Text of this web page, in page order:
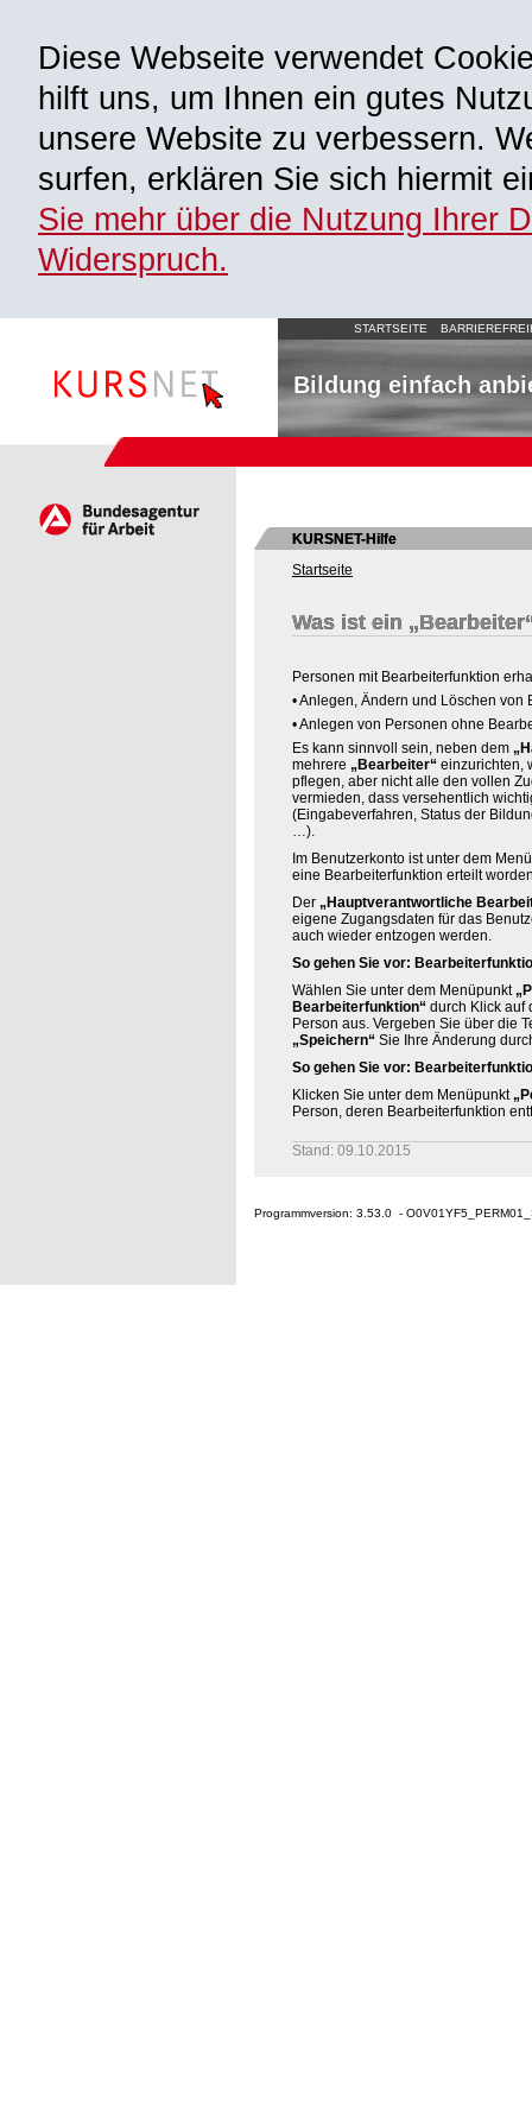
Diese Webseite verwendet
hilft uns, um Ihnen ein gutes
unsere Website zu verbessern.
surfen, erklären Sie sich hiermit
Sie mehr über die Nutzung Ihrer
Widerspruch.
STARTSEITE
Bildung einfach
KURSNET-Hilfe
Startseite
Was ist ein
Personen mit Bearbeiterfunktion
• Anlegen, Ändern und Löschen
• Anlegen von Personen ohne
Es kann sinnvoll sein, neben dem
mehrere „Bearbeiter“ einzurichten,
pflegen, aber nicht alle den vollen
vermieden, dass versehentlich
(Eingabeverfahren, Status der
…).
Im Benutzerkonto ist unter dem
eine Bearbeiterfunktion erteilt
Der „Hauptverantwortliche
eigene Zugangsdaten für das
auch wieder entzogen werden.
So gehen Sie vor:
Wählen Sie unter dem Menüpunkt
Bearbeiterfunktion“ durch Klick auf
Person aus. Vergeben Sie über die
„Speichern“ Sie Ihre Änderung
So gehen Sie vor:
Klicken Sie unter dem Menüpunkt
Person, deren Bearbeiterfunktion
Stand: 09.10.2015
Programmversion: 3.53.0 -